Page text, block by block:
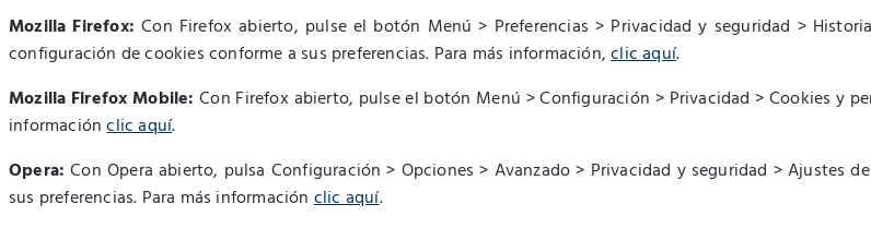
Mozilla Firefox: Con Firefox abierto, pulse el botón Menú > Preferencias > Privacidad y seguridad >
configuración de cookies conforme a sus preferencias. Para más información,clic aquí.
Mozilla Firefox Mobile: Con Firefox abierto, pulse el botón Menú > Configuración > Privacidad > Cookies y
informaciónclic aquí.
Opera: Con Opera abierto, pulsa Configuración > Opciones > Avanzado > Privacidad y seguridad > Ajustes
sus preferencias. Para más informaciónclic aquí.